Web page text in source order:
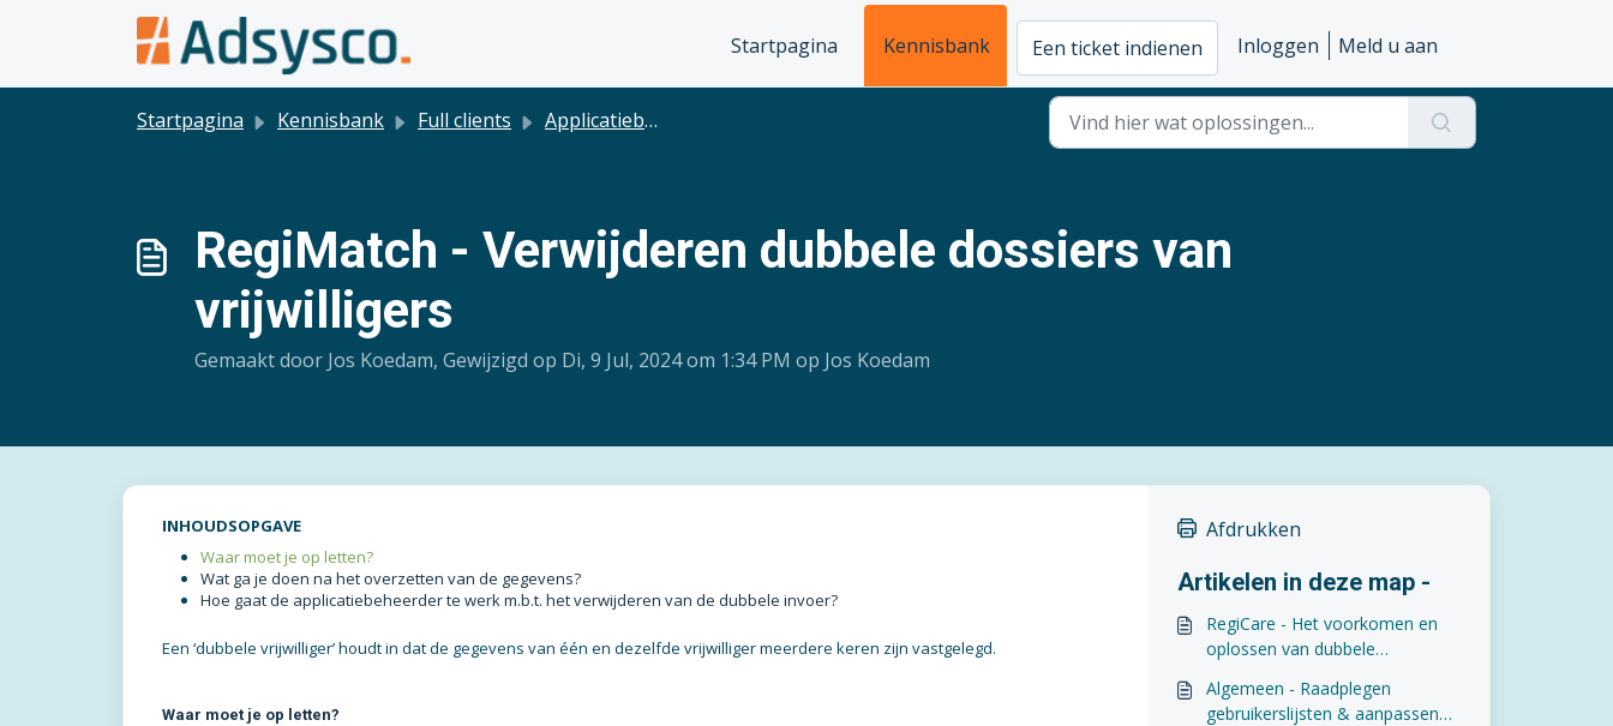
Doorgaan naar hoofdinhoud
Startpagina
Kennisbank Een ticket indienen Inloggen Meld u aan
Startpagina Kennisbank Full clients Applicatiebeheer
RegiMatch - Verwijderen dubbele dossiers van
vrijwilligers
Gemaakt door Jos Koedam, Gewijzigd op Di, 9 Jul, 2024 om 1:34 PM op Jos Koedam
INHOUDSOPGAVE
Waar moet je op letten?
Wat ga je doen na het overzetten van de gegevens?
Hoe gaat de applicatiebeheerder te werk m.b.t. het verwijderen van de dubbele invoer?
Een ‘dubbele vrijwilliger’ houdt in dat de gegevens van één en dezelfde vrijwilliger meerdere keren zijn vastgelegd.
Waar moet je op letten?
Afdrukken
Artikelen in deze map -
RegiCare - Het voorkomen en
oplossen van dubbele
Algemeen - Raadplegen
gebruikerslijsten & aanpassen